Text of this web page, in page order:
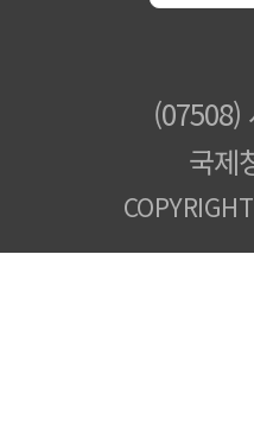
(07508)
국제